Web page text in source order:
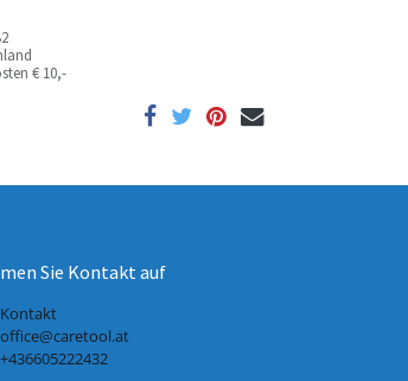
€ 10,-
Sie Kontakt auf
Kontakt
office@caretool.at
+436605222432